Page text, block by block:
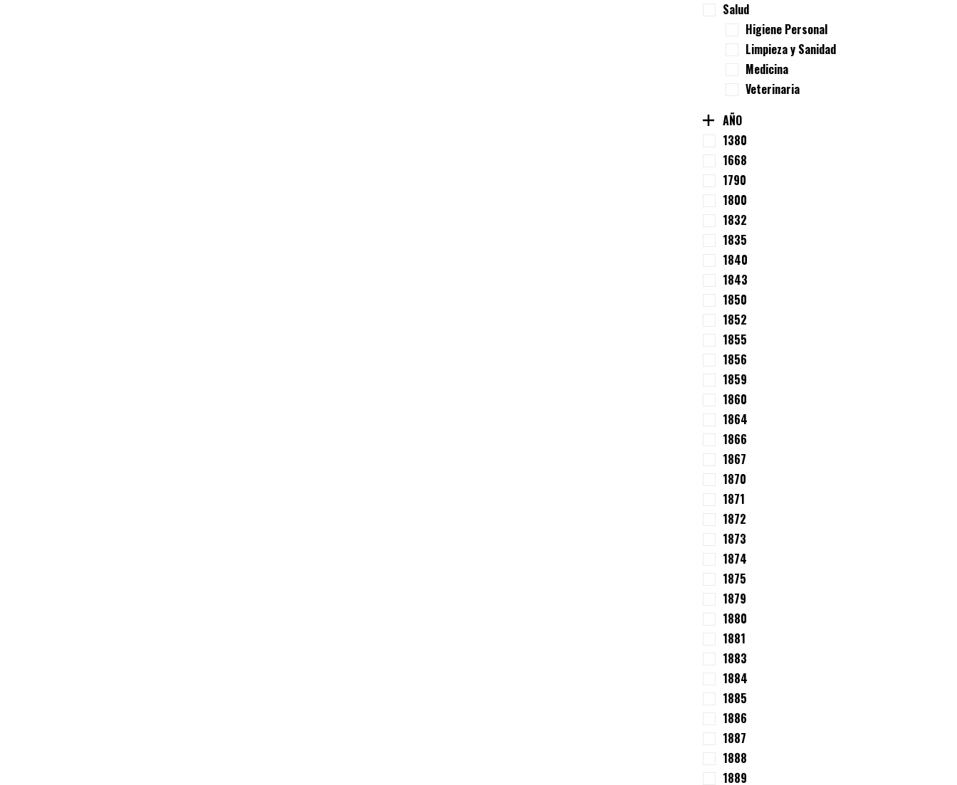
Salud
Higiene Personal
Limpieza y Sanidad
Medicina
Veterinaria
AÑO
1380
1668
1790
1800
1832
1835
1840
1843
1850
1852
1855
1856
1859
1860
1864
1866
1867
1870
1871
1872
1873
1874
1875
1879
1880
1881
1883
1884
1885
1886
1887
1888
1889